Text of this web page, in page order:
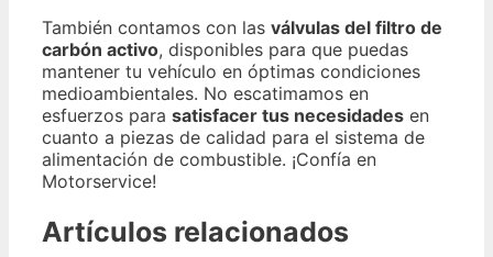
También contamos con las válvulas del filtro de
carbón activo, disponibles para que puedas
mantener tu vehículo en óptimas condiciones
medioambientales. No escatimamos en
esfuerzos para satisfacer tus necesidades en
cuanto a piezas de calidad para el sistema de
alimentación de combustible. ¡Confía en
Motorservice!
Artículos relacionados